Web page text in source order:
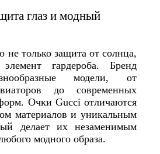
глаз и модный
только защита от солнца,
гардероба. Бренд
модели, от
до современных
Очки Gucci отличаются
материалов и уникальным
делает их незаменимым
модного образа.